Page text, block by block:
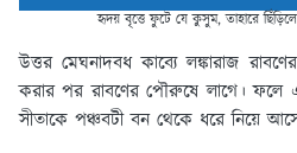
হৃদয় বৃত্তে ফুটে যে কুসুম, তাহারে
উত্তর মেঘনাদবধ কাব্যে লঙ্কারাজ
করার পর রাবণের পৌরুষে লাগে। ফলে
সীতাকে পঞ্চবটী বন থেকে ধরে নিয়ে